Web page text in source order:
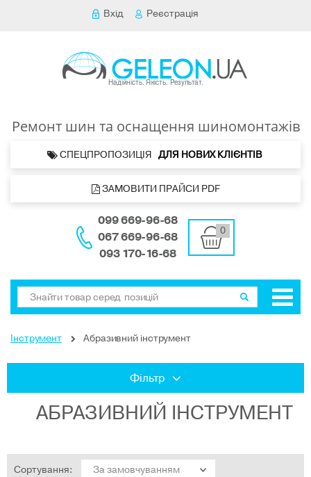
Вхід Реєстрація
Ремонт шин та оснащення шиномонтажів
СПЕЦПРОПОЗИЦІЯ ДЛЯ НОВИХ КЛІЄНТІВ
ЗАМОВИТИ ПРАЙСИ PDF
099 669-96-68
067 669-96-68
093 170-16-68
0
Інструмент Абразивний інструмент
Фільтр
АБРАЗИВНИЙ ІНСТРУМЕНТ
Сортування: